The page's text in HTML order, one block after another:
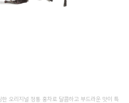
오리지널 정통 홍차로 달콤하고 부드라운 맛이 특